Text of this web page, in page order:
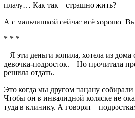
плачу… Как так – страшно жить?
А с мальчишкой сейчас всё хорошо.
* * *
– Я эти деньги копила, хотела из дома
девочка-подросток. – Но прочитала
решила отдать.
Это когда мы другом пацану собирали
Чтобы он в инвалидной коляске не
туда в клинику. А говорят –